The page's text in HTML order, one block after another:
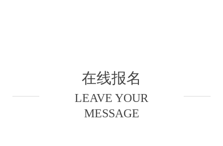
在线报名
LEAVE YOUR
MESSAGE